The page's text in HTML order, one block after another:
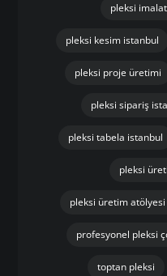
pleksi
pleksi kesim istanbul
pleksi proje üretimi
pleksi sipariş
pleksi tabela istanbul
pleksi
pleksi üretim
profesyonel pleksi
toptan pleksi